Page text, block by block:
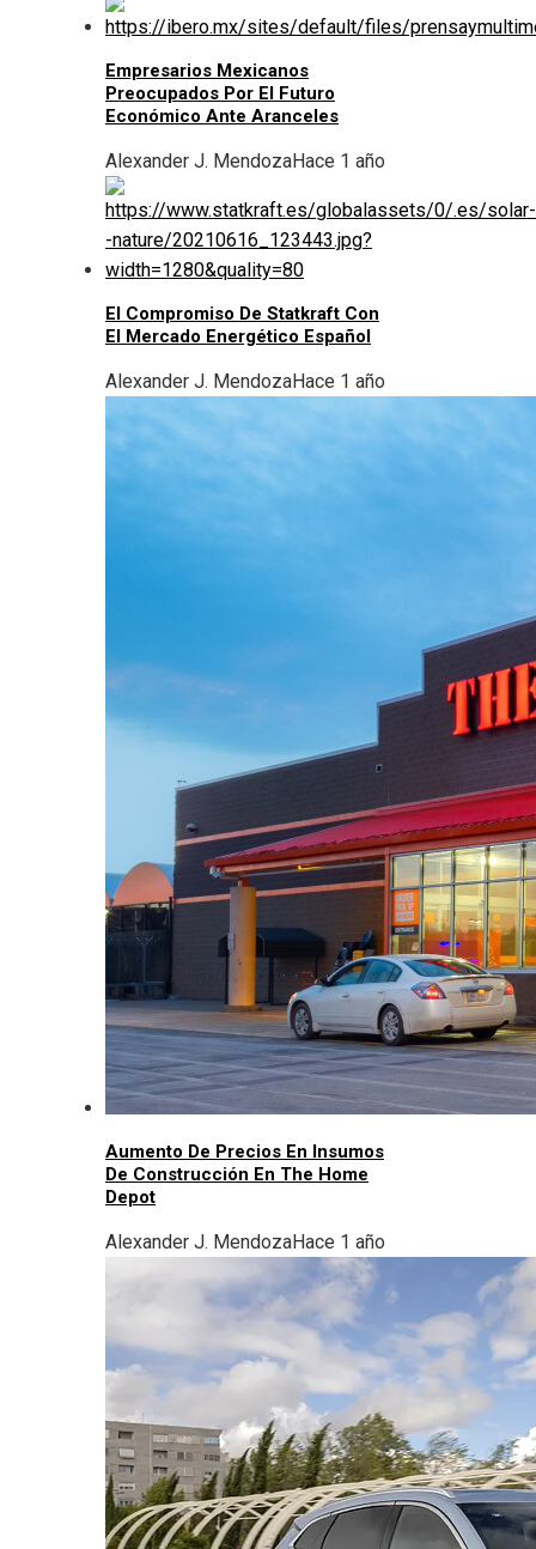
Empresarios Mexicanos
Preocupados Por El Futuro
Económico Ante Aranceles
Alexander J. MendozaHace 1 año
El Compromiso De Statkraft Con
El Mercado Energético Español
Alexander J. MendozaHace 1 año
Aumento De Precios En Insumos
De Construcción En The Home
Depot
Alexander J. MendozaHace 1 año